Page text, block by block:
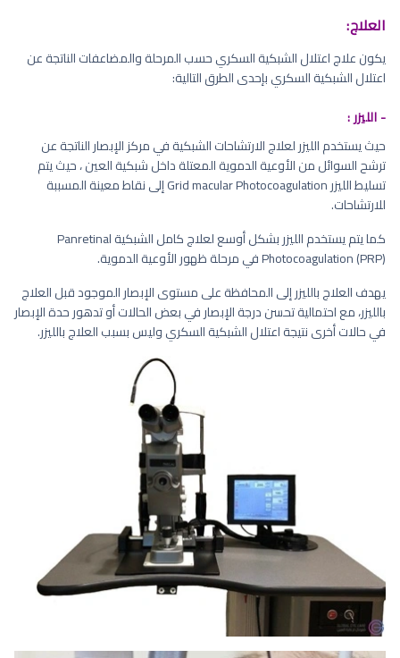
العلاج:
يكون علاج اعتلال الشبكية السكري حسب المرحلة والمضاعفات الناتجة عن
اعتلال الشبكية السكري بإحدى الطرق التالية:
- الليزر :
حيث يستخدم الليزر لعلاج الارتشاحات الشبكية في مركز الإبصار الناتجة عن
ترشح السوائل من الأوعية الدموية المعتلة داخل شبكية العين ، حيث يتم
تسليط الليزر Grid macular Photocoagulation إلى نقاط معينة المسببة
للارتشاحات.
كما يتم يستخدم الليزر بشكل أوسع لعلاج كامل الشبكية Panretinal
Photocoagulation (PRP) في مرحلة ظهور الأوعية الدموية.
يهدف العلاج بالليزر إلى المحافظة على مستوى الإبصار الموجود قبل العلاج
بالليزر، مع احتمالية تحسن درجة الإبصار في بعض الحالات أو تدهور حدة الإبصار
في حالات أخرى نتيجة اعتلال الشبكية السكري وليس بسبب العلاج بالليزر.